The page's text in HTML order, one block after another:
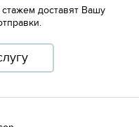
доставят Вашу